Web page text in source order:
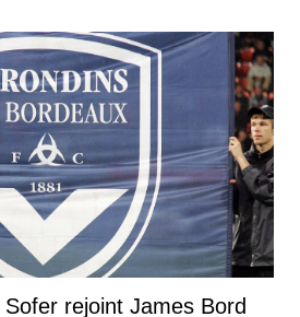
rejoint James Bord